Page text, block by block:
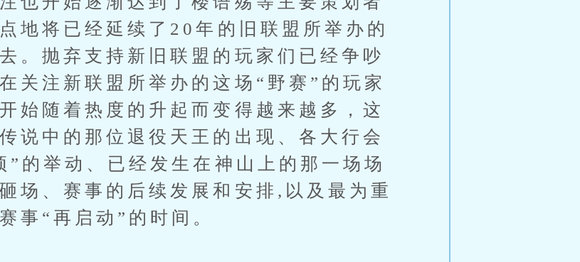
地将已经延续了20年的旧联盟所举办的
。抛弃支持新旧联盟的玩家们已经争吵
关注新联盟所举办的这场“野赛”的玩家
始随着热度的升起而变得越来越多，这
说中的那位退役天王的出现、各大行会
”的举动、已经发生在神山上的那一场场
场、赛事的后续发展和安排,以及最为重
“再启动”的时间。